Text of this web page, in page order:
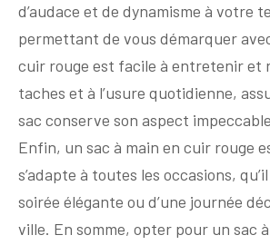
d’audace et de dynamisme à votre
permettant de vous démarquer
cuir rouge est facile à entretenir et
taches et à l’usure quotidienne,
sac conserve son aspect
Enfin, un sac à main en cuir rouge
s’adapte à toutes les occasions, qu’il
soirée élégante ou d’une journée
ville. En somme, opter pour un sac